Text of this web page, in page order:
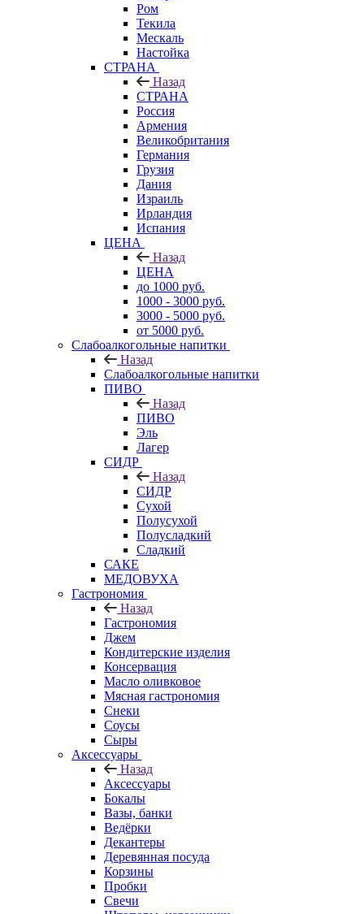
Ром
Текила
Мескаль
Настойка
СТРАНА
Назад
СТРАНА
Россия
Армения
Великобритания
Германия
Грузия
Дания
Израиль
Ирландия
Испания
ЦЕНА
Назад
ЦЕНА
до 1000 руб.
1000 - 3000 руб.
3000 - 5000 руб.
от 5000 руб.
Слабоалкогольные напитки
Назад
Слабоалкогольные напитки
ПИВО
Назад
ПИВО
Эль
Лагер
СИДР
Назад
СИДР
Сухой
Полусухой
Полусладкий
Сладкий
САКЕ
МЕДОВУХА
Гастрономия
Назад
Гастрономия
Джем
Кондитерские изделия
Консервация
Масло оливковое
Мясная гастрономия
Снеки
Соусы
Сыры
Аксессуары
Назад
Аксессуары
Бокалы
Вазы, банки
Ведёрки
Декантеры
Деревянная посуда
Корзины
Пробки
Свечи